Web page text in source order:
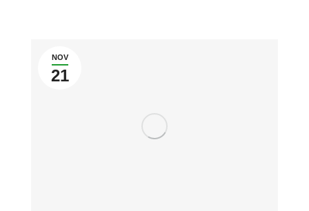
NOV
21